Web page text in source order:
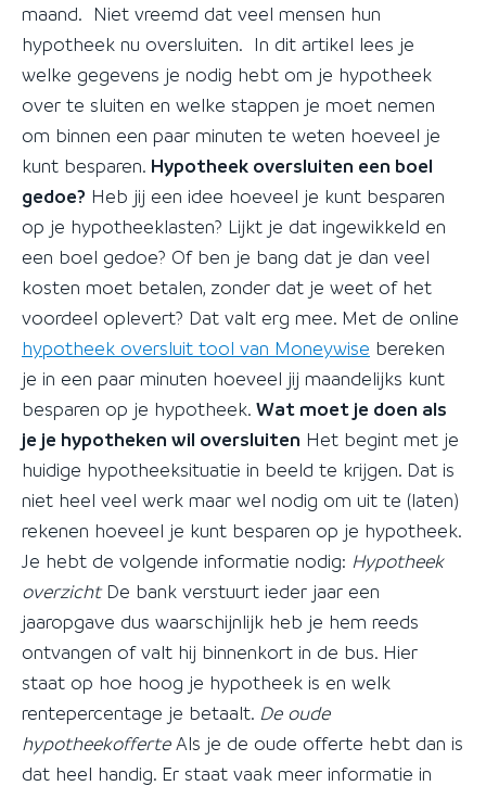
maand. Niet vreemd dat veel mensen hun
hypotheek nu oversluiten. In dit artikel lees je
welke gegevens je nodig hebt om je hypotheek
over te sluiten en welke stappen je moet nemen
om binnen een paar minuten te weten hoeveel je
kunt besparen. Hypotheek oversluiten een boel
gedoe? Heb jij een idee hoeveel je kunt besparen
op je hypotheeklasten? Lijkt je dat ingewikkeld en
een boel gedoe? Of ben je bang dat je dan veel
kosten moet betalen, zonder dat je weet of het
voordeel oplevert? Dat valt erg mee. Met de online
hypotheek oversluit tool van Moneywise bereken
je in een paar minuten hoeveel jij maandelijks kunt
besparen op je hypotheek. Wat moet je doen als
je je hypotheken wil oversluiten Het begint met je
huidige hypotheeksituatie in beeld te krijgen. Dat is
niet heel veel werk maar wel nodig om uit te (laten)
rekenen hoeveel je kunt besparen op je hypotheek.
Je hebt de volgende informatie nodig: Hypotheek
overzichtDe bank verstuurt ieder jaar een
jaaropgave dus waarschijnlijk heb je hem reeds
ontvangen of valt hij binnenkort in de bus. Hier
staat op hoe hoog je hypotheek is en welk
rentepercentage je betaalt. De oude
hypotheekofferteAls je de oude offerte hebt dan is
dat heel handig. Er staat vaak meer informatie in